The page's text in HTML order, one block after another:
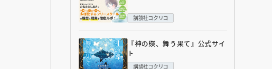
講談社コクリコ
『神の蝶、舞う果て』公式サイ
ト
講談社コクリコ